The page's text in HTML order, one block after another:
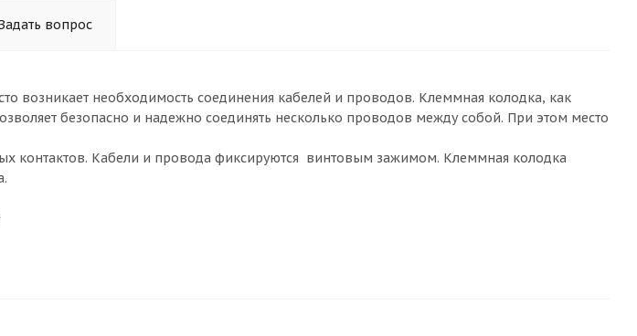
вопрос
возникает необходимость соединения кабелей и проводов. Клеммная колодка, как
безопасно и надежно соединять несколько проводов между собой. При этом место
контактов. Кабели и провода фиксируются винтовым зажимом. Клеммная колодка